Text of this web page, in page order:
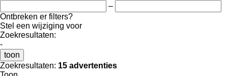
–
Ontbreken er filters?
Stel een wijziging voor
Zoekresultaten:
-
toon
Zoekresultaten: 15 advertenties